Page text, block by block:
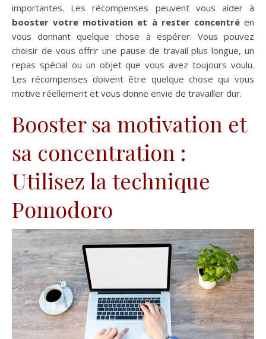
importantes. Les récompenses peuvent vous aider à
booster votre motivation et à rester concentréen
vous donnant quelque chose à espérer. Vous pouvez
choisir de vous offrir une pause de travail plus longue, un
repas spécial ou un objet que vous avez toujours voulu.
Les récompenses doivent être quelque chose qui vous
motive réellement et vous donne envie de travailler dur.
Booster sa motivation et
sa concentration :
Utilisez la technique
Pomodoro